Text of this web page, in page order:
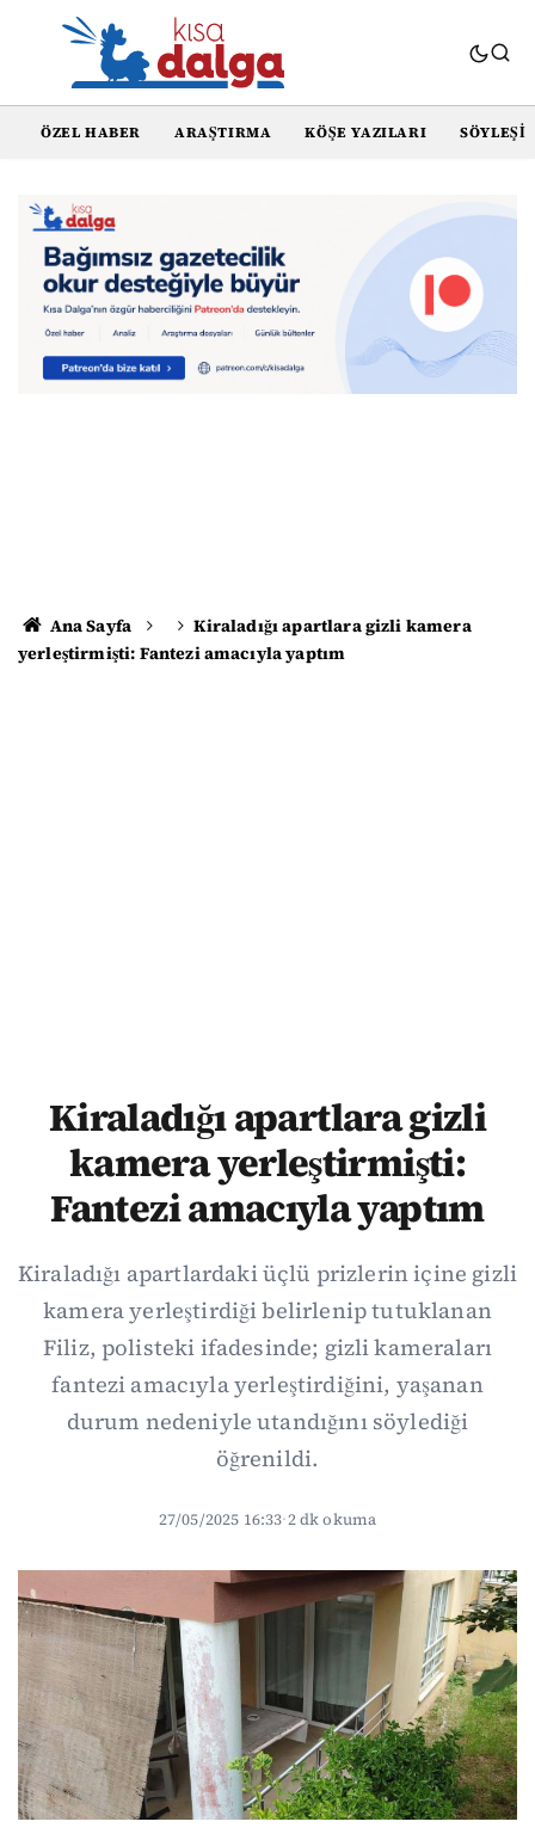
ÖZEL HABER ARAŞTIRMA KÖŞE YAZILARI SÖYLEŞI
Ana Sayfa
Kiraladığı apartlara gizli kamera
yerleştirmişti: Fantezi amacıyla yaptım
Kiraladığı apartlara gizli
kamera yerleştirmişti:
Fantezi amacıyla yaptım
Kiraladığı apartlardaki üçlü prizlerin içine gizli
kamera yerleştirdiği belirlenip tutuklanan
Filiz, polisteki ifadesinde; gizli kameraları
fantezi amacıyla yerleştirdiğini, yaşanan
durum nedeniyle utandığını söylediği
öğrenildi.
27/05/2025 16:33·2 dk okuma